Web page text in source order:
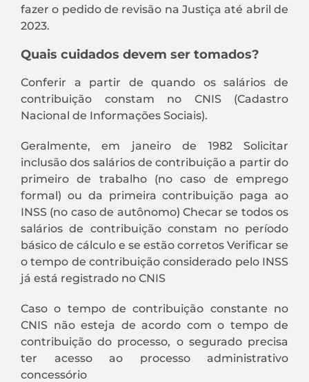
fazer o pedido de revisão na Justiça até abril de
2023.
Quais cuidados devem ser tomados?
Conferir a partir de quando os salários de
contribuição constam no CNIS (Cadastro
Nacional de Informações Sociais).
Geralmente, em janeiro de 1982 Solicitar
inclusão dos salários de contribuição a partir do
primeiro de trabalho (no caso de emprego
formal) ou da primeira contribuição paga ao
INSS (no caso de autônomo) Checar se todos os
salários de contribuição constam no período
básico de cálculo e se estão corretos Verificar se
o tempo de contribuição considerado pelo INSS
já está registrado no CNIS
Caso o tempo de contribuição constante no
CNIS não esteja de acordo com o tempo de
contribuição do processo, o segurado precisa
ter acesso ao processo administrativo
concessório